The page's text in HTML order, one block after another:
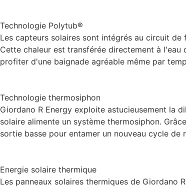
Technologie Polytub®
Les capteurs solaires sont intégrés au circuit
Cette chaleur est transférée directement à
profiter d'une baignade agréable même par
Technologie thermosiphon
Giordano R Energy exploite astucieusement la
solaire alimente un système thermosiphon.
sortie basse pour entamer un nouveau cycle
Energie solaire thermique
Les panneaux solaires thermiques de Giordano